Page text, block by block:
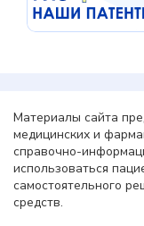
Материалы сайта
медицинских и
справочно-
использоваться
самостоятельного
средств.